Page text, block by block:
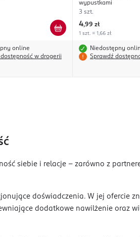
online
w drogerii
wypustkami
3 szt.
4,99 zł
1 szt. = 1,66 zł
Niedostępny
Sprawdź
siebie i relacje – zarówno z
doświadczenia. W jej ofercie
dodatkowe nawilżenie oraz